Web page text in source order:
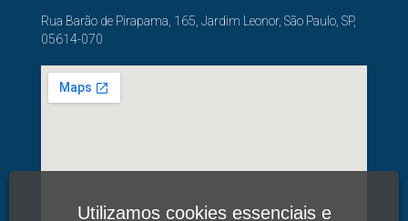
Rua Barão de Pirapama, 165, Jardim Leonor, São Paulo, SP,
05614-070
Utilizamos cookies essenciais e